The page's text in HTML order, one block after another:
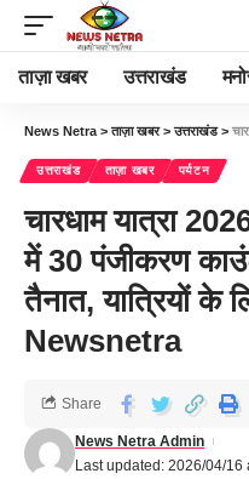
ताज़ा खबर उत्तराखंड
News Netra >ताज़ा खबर>उत्तराखंड>
उत्तराखंड ताज़ा खबर पर्यटन
चारधाम यात्रा
में 30 पंजीकरण
तैनात, यात्रियों के
Newsnetra
Last updated: 2026/04/16
News Netra Admin
Share